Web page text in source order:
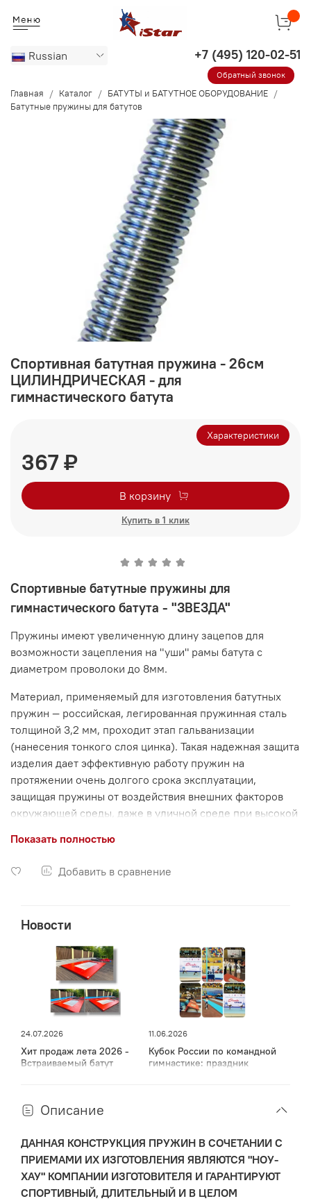
Russian
Обратный звонок
Главная Каталог
БАТУТЫ и БАТУТНОЕ ОБОРУДОВАНИЕ
Батутные пружины для батутов
Спортивная батутная пружина - 26см
ЦИЛИНДРИЧЕСКАЯ - для
гимнастического батута
Добавить в сравнение
367 ₽
В корзину
Купить в 1 клик
Характеристики
Спортивные батутные пружины для
гимнастического батута - "ЗВЕЗДА"
Пружины имеют увеличенную длину зацепов для
возможности зацепления на "уши" рамы батута с
диаметром проволоки до 8мм.
Материал, применяемый для изготовления батутных
пружин ― российская, легированная пружинная сталь
толщиной 3,2 мм, проходит этап гальванизации
(нанесения тонкого слоя цинка). Такая надежная защита
изделия дает эффективную работу пружин на
протяжении очень долгого срока эксплуатации,
защищая пружины от воздействия внешних факторов
окружающей среды, даже в уличной среде при высокой
Показать полностью
Новости
24.07.2026
Хит продаж лета 2026 -
Встраиваемый батут
11.06.2026
Кубок России по командной
гимнастике: праздник
Описание
ДАННАЯ КОНСТРУКЦИЯ ПРУЖИН В СОЧЕТАНИИ С
ПРИЕМАМИ ИХ ИЗГОТОВЛЕНИЯ ЯВЛЯЮТСЯ "НОУ-
ХАУ" КОМПАНИИ ИЗГОТОВИТЕЛЯ И ГАРАНТИРУЮТ
СПОРТИВНЫЙ, ДЛИТЕЛЬНЫЙ И В ЦЕЛОМ